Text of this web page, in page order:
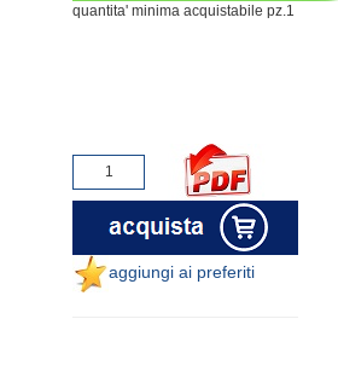
quantita' minima acquistabile pz.1
aggiungi ai preferiti